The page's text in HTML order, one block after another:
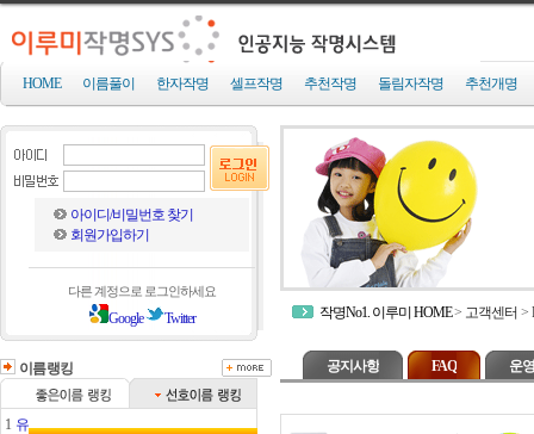
HOME 이름풀이 한자작명 셀프작명 추천작명 돌림자작명 추천개명
아이디/비밀번호 찾기
회원가입하기
다른 계정으로 로그인하세요
Google Twitter
이름랭킹
1 유
작명No1. 이루미 HOME> 고객센터 >
공지사항 FAQ 운